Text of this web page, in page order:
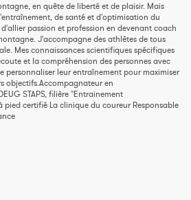
en quête de liberté et de plaisir. Mais
de santé et d'optimisation du
passion et profession en devenant coach
J'accompagne des athlètes de tous
Mes connaissances scientifiques spécifiques
et la compréhension des personnes avec
personnaliser leur entraînement pour maximiser
objectifs.Accompagnateur en
STAPS, filière "Entrainement
certifié La clinique du coureur ‍Responsable